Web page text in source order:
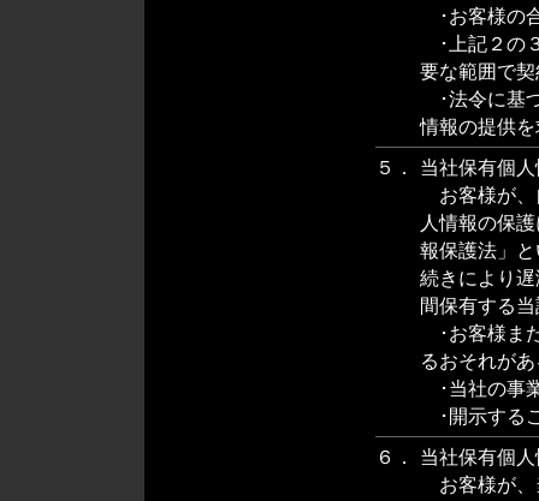
･お客様の
･上記２の
要な範囲で
･法令に基
情報の提供
５．
当社保有個
お客様が、
人情報の保
報保護法」
続きにより
間保有する
･お客様ま
るおそれが
･当社の事
･開示する
６．
当社保有個
お客様が、